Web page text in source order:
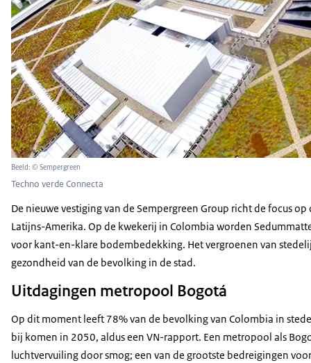
Beeld: © Sempergreen
Techno verde Connecta
De nieuwe vestiging van de Sempergreen Group richt de focus
Latijns-Amerika. Op de kwekerij in Colombia worden
voor kant-en-klare bodembedekking. Het vergroenen van
gezondheid van de bevolking in de stad.
Uitdagingen metropool Bogotá
Op dit moment leeft 78% van de bevolking van Colombia in
bij komen in 2050, aldus een VN-rapport. Een metropool als
luchtvervuiling door smog; een van de grootste bedreigingen